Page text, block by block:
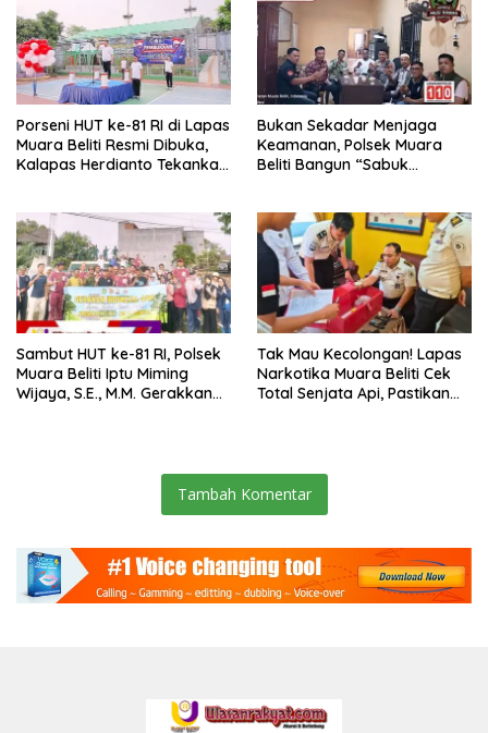
Porseni HUT ke-81 RI di Lapas
Muara Beliti Resmi Dibuka,
Kalapas Herdianto Tekankan
Bukan Sekadar Menjaga
Keamanan, Polsek Muara
Beliti Bangun “Sabuk
Sambut HUT ke-81 RI, Polsek
Muara Beliti Iptu Miming
Wijaya, S.E., M.M. Gerakkan
Tak Mau Kecolongan! Lapas
Narkotika Muara Beliti Cek
Total Senjata Api, Pastikan
Tambah Komentar